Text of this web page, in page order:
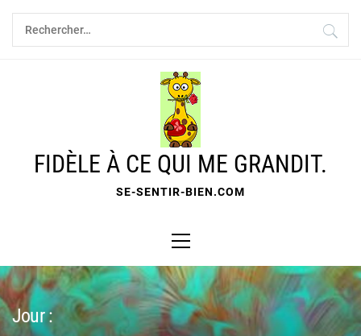
Skip
content
Rechercher :
FIDÈLE À CE QUI ME GRANDIT.
SE-SENTIR-BIEN.COM
Menu
Jour :